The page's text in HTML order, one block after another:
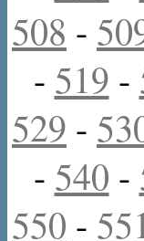
508 -
- 519 -
529 -
- 540 -
550 -